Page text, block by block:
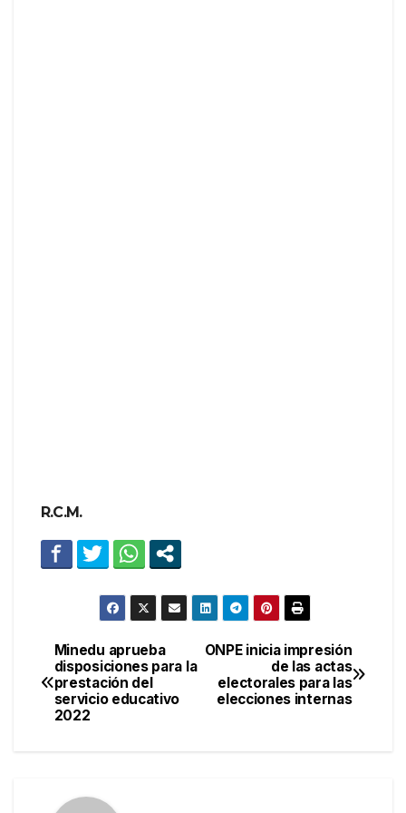
R.C.M.
Navegación
de
ONPE inicia impresión
de las actas
electorales para las
elecciones internas
Minedu aprueba
disposiciones para la
prestación del
servicio educativo
2022